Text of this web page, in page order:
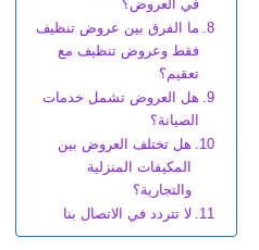
في العروض؟
ما الفرق بين عروض تنظيف
فقط وعروض تنظيف مع
تعقيم؟
هل العروض تشمل خدمات
الصيانة؟
هل تختلف العروض بين
المكيفات المنزلية
والتجارية؟
لا تتردد في الاتصال بنا